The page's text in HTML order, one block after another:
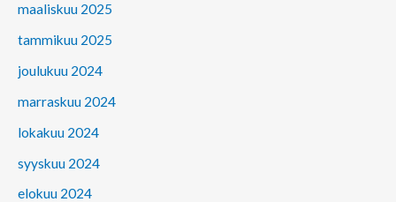
maaliskuu 2025
tammikuu 2025
joulukuu 2024
marraskuu 2024
lokakuu 2024
syyskuu 2024
elokuu 2024